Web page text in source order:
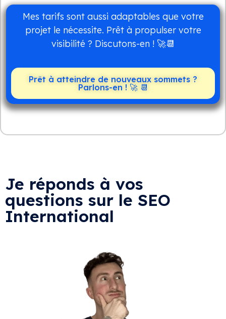
Mes tarifs sont aussi adaptables que votre
projet le nécessite. Prêt à propulser votre
visibilité ? Discutons-en ! 🚀📆
Prêt à atteindre de nouveaux sommets ?
Parlons-en ! 🚀 📆
Je réponds à vos
questions sur le SEO
International